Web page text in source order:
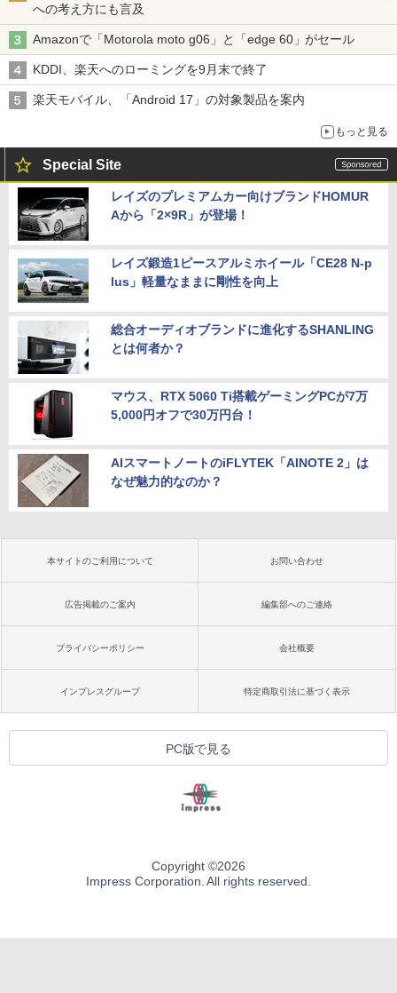
への考え方にも言及
Amazonで「Motorola moto g06」と「edge 60」がセール
KDDI、楽天へのローミングを9月末で終了
楽天モバイル、「Android 17」の対象製品を案内
もっと見る
Special Site
レイズのプレミアムカー向けブランドHOMUR
Aから「2×9R」が登場！
レイズ鍛造1ピースアルミホイール「CE28 N-p
lus」軽量なままに剛性を向上
総合オーディオブランドに進化するSHANLING
とは何者か？
マウス、RTX 5060 Ti搭載ゲーミングPCが7万
5,000円オフで30万円台！
AIスマートノートのiFLYTEK「AINOTE 2」は
なぜ魅力的なのか？
本サイトのご利用について お問い合わせ
広告掲載のご案内 編集部へのご連絡
プライバシーポリシー 会社概要
インプレスグループ 特定商取引法に基づく表示
PC版で見る
Copyright ©2026
Impress Corporation. All rights reserved.